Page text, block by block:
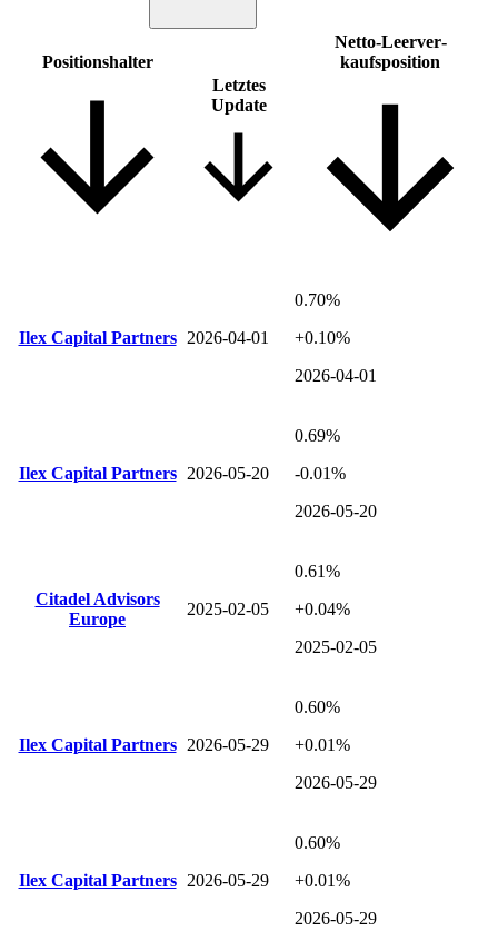
Positions­halter
Letztes
Update
Netto-Leer­ver­
kaufsposition
Ilex Capital Partners 2026-04-01
0.70%
+0.10%
2026-04-01
Ilex Capital Partners 2026-05-20
0.69%
-0.01%
2026-05-20
Citadel Advisors
Europe
2025-02-05
0.61%
+0.04%
2025-02-05
Ilex Capital Partners 2026-05-29
0.60%
+0.01%
2026-05-29
Ilex Capital Partners 2026-05-29
0.60%
+0.01%
2026-05-29